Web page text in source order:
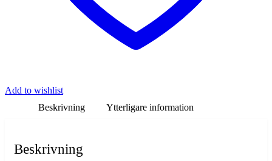
Add to wishlist
Beskrivning
Ytterligare information
Beskrivning